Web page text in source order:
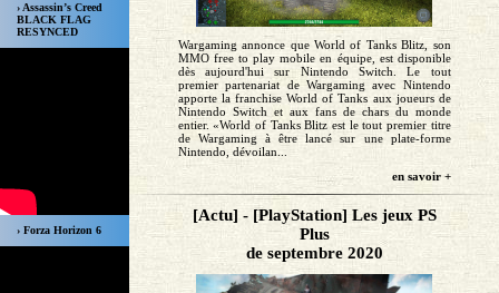
› Assassin’s Creed
BLACK FLAG
RESYNCED
› Forza Horizon 6
Wargaming annonce que World of Tanks Blitz, son
MMO free to play mobile en équipe, est disponible
dès aujourd'hui sur Nintendo Switch. Le tout
premier partenariat de Wargaming avec Nintendo
apporte la franchise World of Tanks aux joueurs de
Nintendo Switch et aux fans de chars du monde
entier. «World of Tanks Blitz est le tout premier titre
de Wargaming à être lancé sur une plate-forme
Nintendo, dévoilan...
en savoir +
[Actu] - [PlayStation] Les jeux PS
Plus
de septembre 2020